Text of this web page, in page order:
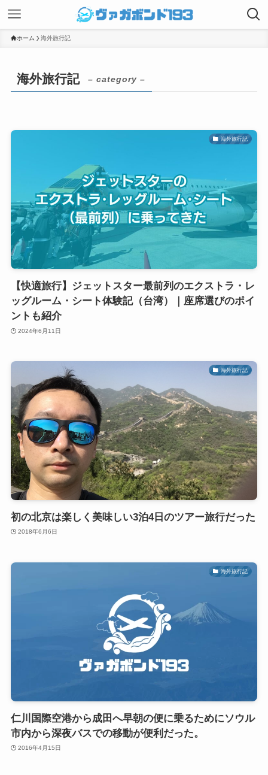
ホーム 海外旅行記
海外旅行記 – category –
海外旅行記
【快適旅行】ジェットスター最前列のエクストラ・レ
ッグルーム・シート体験記（台湾）｜座席選びのポイ
ントも紹介
2024年6月11日
海外旅行記
初の北京は楽しく美味しい3泊4日のツアー旅行だった
2018年6月6日
海外旅行記
仁川国際空港から成田へ早朝の便に乗るためにソウル
市内から深夜バスでの移動が便利だった。
2016年4月15日